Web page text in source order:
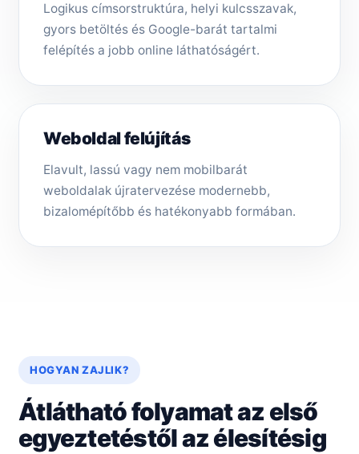
Logikus címsorstruktúra, helyi kulcsszavak,
gyors betöltés és Google-barát tartalmi
felépítés a jobb online láthatóságért.
Weboldal felújítás
Elavult, lassú vagy nem mobilbarát
weboldalak újratervezése modernebb,
bizalomépítőbb és hatékonyabb formában.
HOGYAN ZAJLIK?
Átlátható folyamat az első
egyeztetéstől az élesítésig